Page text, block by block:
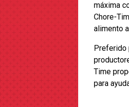
máxima
Chore-
alimento
Preferido
Time
para